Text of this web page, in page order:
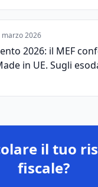
marzo 2026
2026: il MEF
in UE. Sugli
il tuo
fiscale?